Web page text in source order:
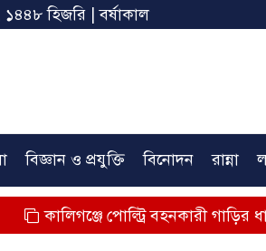
হিজরি | বর্ষাকাল
বিজ্ঞান ও প্রযুক্তি বিনোদন রান্না
পোল্ট্রি বহনকারী গাড়ির ধাক্কায়